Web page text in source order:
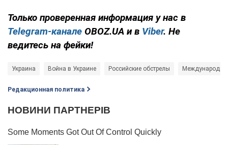
Только проверенная информация у нас в
Telegram-канале OBOZ.UA и в Viber. Не
ведитесь на фейки!
Украина Война в Украине Российские обстрелы
Редакционная политика